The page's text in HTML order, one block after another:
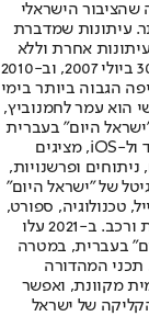
הישראלי
עיתונות שמדברת
אחרת וללא
תשלום. המהדורה המודפסת הראשונה פורסמה ב-30 ביולי 2007, וב-2010
הגבוה ביותר בימי
הוא עמר לחמנוביץ,
היום" בעברית
ובאנגלית, כמו כן היישומונים (אפליקציות) לאנדרואיד ול-iOS, מציגים
ופרשנויות,
של "ישראל היום"
טכנולוגיה, ספורט,
כלכלה וצרכנות, בריאות, חיילים, אוכל, יהדות, תיירות ורכב. ב-2021 עלו
בעברית, במטרה
תכני המהדורה
מקוונת, ואפשר
של ישראל